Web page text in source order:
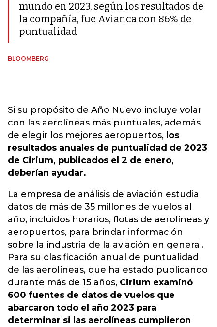
mundo en 2023, según los resultados de
la compañía, fue Avianca con 86% de
puntualidad
BLOOMBERG
Si su propósito de Año Nuevo incluye volar
con las aerolíneas más puntuales, además
de elegir los mejores aeropuertos, los
resultados anuales de puntualidad de 2023
de Cirium, publicados el 2 de enero,
deberían ayudar.
La empresa de análisis de aviación estudia
datos de más de 35 millones de vuelos al
año, incluidos horarios, flotas de aerolíneas y
aeropuertos, para brindar información
sobre la industria de la aviación en general.
Para su clasificación anual de puntualidad
de las aerolíneas, que ha estado publicando
durante más de 15 años, Cirium examinó
600 fuentes de datos de vuelos que
abarcaron todo el año 2023 para
determinar si las aerolíneas cumplieron